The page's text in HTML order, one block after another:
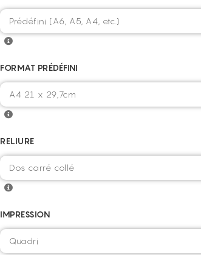
FORMAT PRÉDÉFINI
RELIURE
IMPRESSION